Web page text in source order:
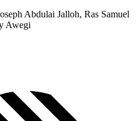
Abdulai Jalloh, Ras Samuel
Awegi